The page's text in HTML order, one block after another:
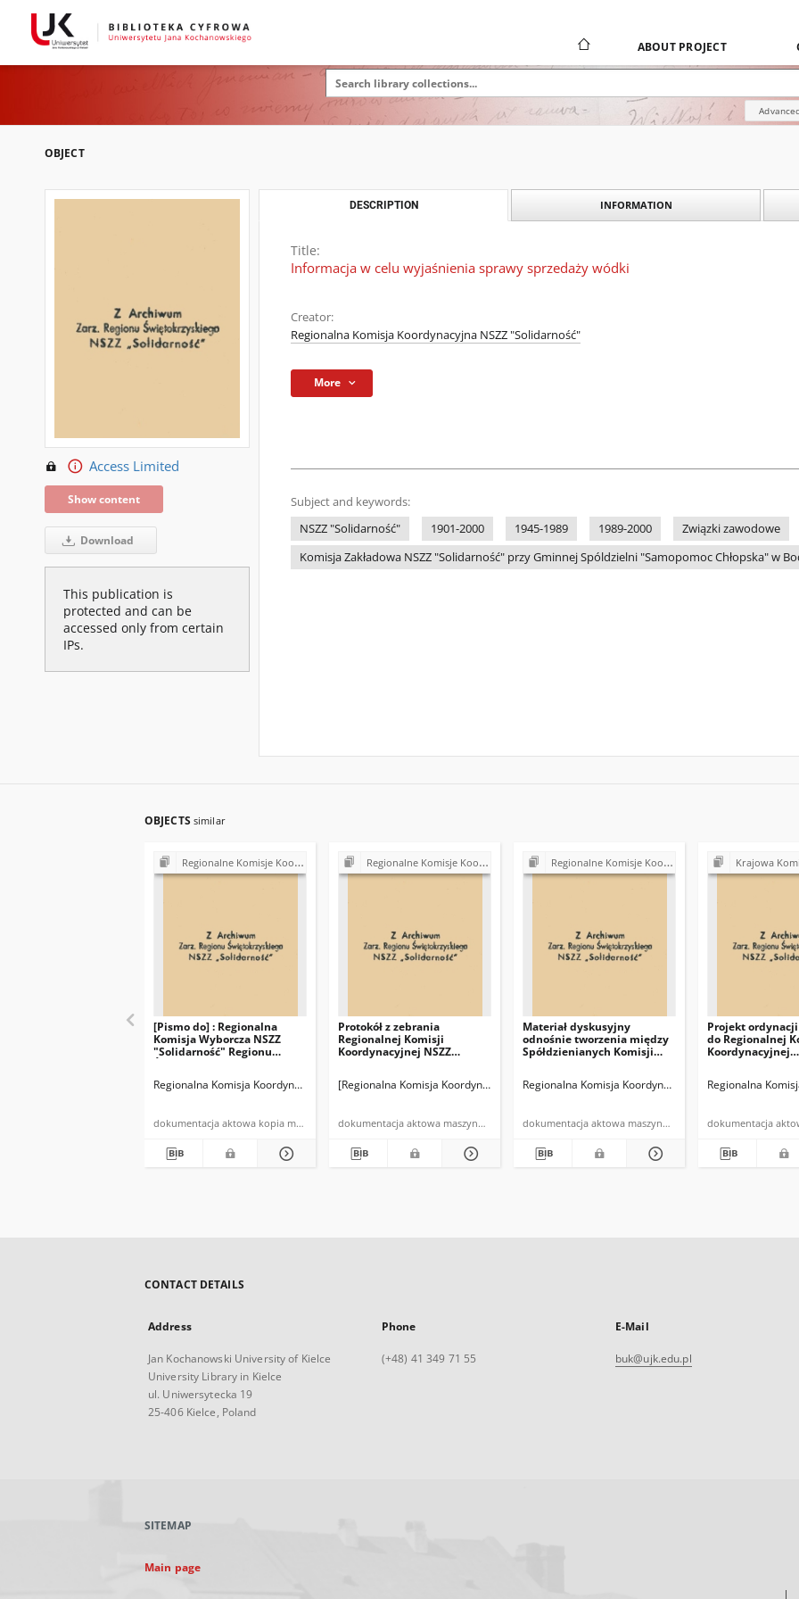
ABOUT PROJECT
OBJECT
Access Limited
Show content
Download
This publication is
protected and can be
accessed only from certain
IPs.
DESCRIPTION INFORMATION
Title:
Informacja w celu wyjaśnienia sprawy sprzedaży wódki
Creator:
Regionalna Komisja Koordynacyjna NSZZ "Solidarność"
More
Subject and keywords:
NSZZ "Solidarność"
1901-2000 1945-1989 1989-2000
Związki zawodowe
Komisja Zakładowa NSZZ "Solidarność" przy Gminnej Spóldzielni "Samopomoc Chłopska" w
OBJECTS similar
Regionalne Komisje Koordynacyjne NSZZ "Solidarność"
[Pismo do] : Regionalna
Komisja Wyborcza NSZZ
"Solidarność" Regionu
Regionalna Komisja Koordynacyjna NSZZ "Solidarność" Spółdzielczości Pracy Regionu Świętokrzyskiego
dokumentacja aktowa kopia maszynopisu
Regionalne Komisje Koordynacyjne NSZZ "Solidarność"
Protokół z zebrania
Regionalnej Komisji
Koordynacyjnej NSZZ
Regionu Świętokrzyskiego
"Twórczość" Kielce […]
[Regionalna Komisja Koordynacyjna NSZZ "Solidarność" Spółdzielczości Pracy Regionu
dokumentacja aktowa maszynopis
Regionalne Komisje Koordynacyjne NSZZ "Solidarność"
Materiał dyskusyjny
odnośnie tworzenia między
Spółdzienianych Komisji
Regionalna Komisja Koordynacyjna NSZZ "Solidarność"
dokumentacja aktowa maszynopis
Krajowa Komisja Koordynacyjna
Projekt
do Regionalnej
Koordynacyjnej
Wielkopolska
Regionalna
CONTACT DETAILS
Address
Jan Kochanowski University of Kielce
University Library in Kielce
ul. Uniwersytecka 19
25-406 Kielce, Poland
Phone
(+48) 41 349 71 55
E-Mail
buk@ujk.edu.pl
SITEMAP
Main page